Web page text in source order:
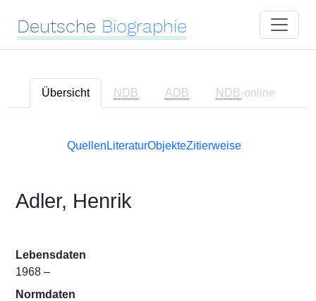
Deutsche Biographie
Übersicht NDB ADB NDB-online
Quellen LiteraturObjekteZitierweise
Adler, Henrik
Lebensdaten
1968 –
Normdaten